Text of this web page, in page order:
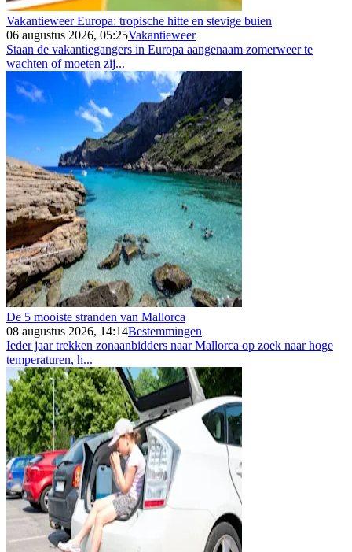
Vakantieweer Europa: tropische hitte en stevige buien
06 augustus 2026, 05:25Vakantieweer
Staan de vakantiegangers in Europa aangenaam zomerweer te
wachten of moeten zij...
De 5 mooiste stranden van Mallorca
08 augustus 2026, 14:14Bestemmingen
Ieder jaar trekken zonaanbidders naar Mallorca op zoek naar hoge
temperaturen, h...